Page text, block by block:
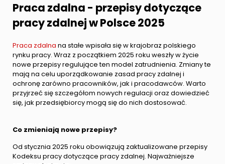
Praca zdalna - przepisy dotyczące
pracy zdalnej w Polsce 2025
Praca zdalna na stałe wpisała się w krajobraz polskiego
rynku pracy. Wraz z początkiem 2025 roku weszły w życie
nowe przepisy regulujące ten model zatrudnienia. Zmiany te
mają na celu uporządkowanie zasad pracy zdalnej i
ochronę zarówno pracowników, jak i pracodawców. Warto
przyjrzeć się szczegółom nowych regulacji oraz dowiedzieć
się, jak przedsiębiorcy mogą się do nich dostosować.
Co zmieniają nowe przepisy?
Od stycznia 2025 roku obowiązują zaktualizowane przepisy
Kodeksu pracy dotyczące pracy zdalnej. Najważniejsze